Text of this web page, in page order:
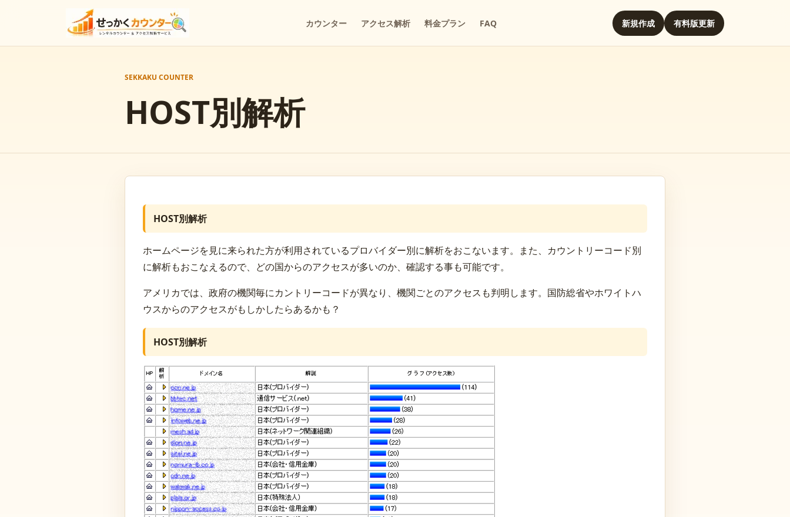
カウンター アクセス解析 料金プラン FAQ 新規作成 有料版更新
SEKKAKU COUNTER
HOST別解析
HOST別解析
ホームページを見に来られた方が利用されているプロバイダー別に解析をおこないます。また、カウントリーコード別
に解析もおこなえるので、どの国からのアクセスが多いのか、確認する事も可能です。
アメリカでは、政府の機関毎にカントリーコードが異なり、機関ごとのアクセスも判明します。国防総省やホワイトハ
ウスからのアクセスがもしかしたらあるかも？
HOST別解析